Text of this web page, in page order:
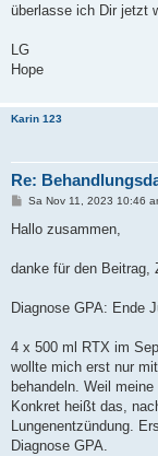
überlasse ich Dir jetzt
LG
Hope
Karin 123
Re:
B
i
a
Sa Nov 11, 2023 10:46
Hallo zusammen,
danke für den Beitrag,
Diagnose GPA: Ende
4 x 500 ml RTX im
wollte mich erst nur
behandeln. Weil
Konkret heißt das,
Lungenentzündung.
Diagnose GPA.